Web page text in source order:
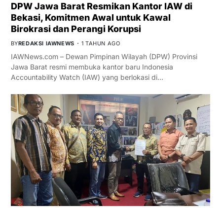
DPW Jawa Barat Resmikan Kantor IAW di
Bekasi, Komitmen Awal untuk Kawal
Birokrasi dan Perangi Korupsi
BYREDAKSI IAWNEWS 1 TAHUN AGO
IAWNews.com – Dewan Pimpinan Wilayah (DPW) Provinsi
Jawa Barat resmi membuka kantor baru Indonesia
Accountability Watch (IAW) yang berlokasi di…